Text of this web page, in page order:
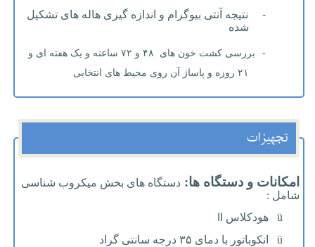
-
نتیجه آنتی بیوگرام و اندازه گیری هاله های تشکیل
شده
- بررسی کشت خون های
۴۸ و ۷۲ ساعته و یک هفته ای و
۲۱ روزه و پاساژ آن روی محیط های انتخابی
تجهیزات
امکانات و دستگاه ها:دستگاه های بخش میکروب شناسی
شامل :
ü
هودکلاس II
ü
انکوباتور با دمای ۳۵ درجه سانتی گراد